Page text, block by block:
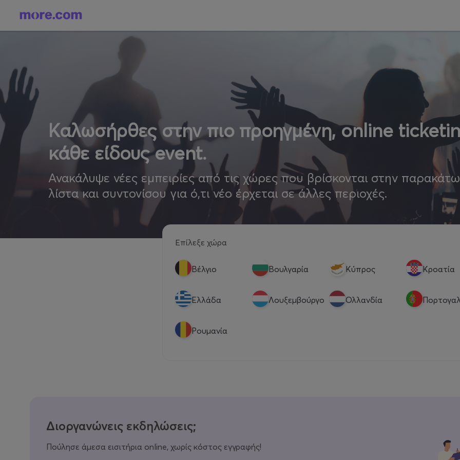
Καλωσήρθες στην πιο προηγμένη, online
κάθε είδους event.
Ανακάλυψε νέες εμπειρίες από τις χώρες που βρίσκονται στην παρακάτω
λίστα και συντονίσου για ό,τι νέο έρχεται σε άλλες περιοχές.
Επίλεξε χώρα
Βέλγιο Βουλγαρία Κύπρος Κροατία
Eλλάδα Λουξεμβούργο Ολλανδία
Ρουμανία
Διοργανώνεις εκδηλώσεις;
Πούλησε άμεσα εισιτήρια online, χωρίς κόστος εγγραφής!